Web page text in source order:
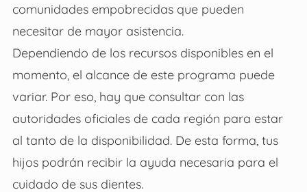
comunidades empobrecidas que pueden
necesitar de mayor asistencia.
Dependiendo de los recursos disponibles en el
momento, el alcance de este programa puede
variar. Por eso, hay que consultar con las
autoridades oficiales de cada región para estar
al tanto de la disponibilidad. De esta forma, tus
hijos podrán recibir la ayuda necesaria para el
cuidado de sus dientes.